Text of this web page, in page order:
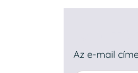
Az e-mail